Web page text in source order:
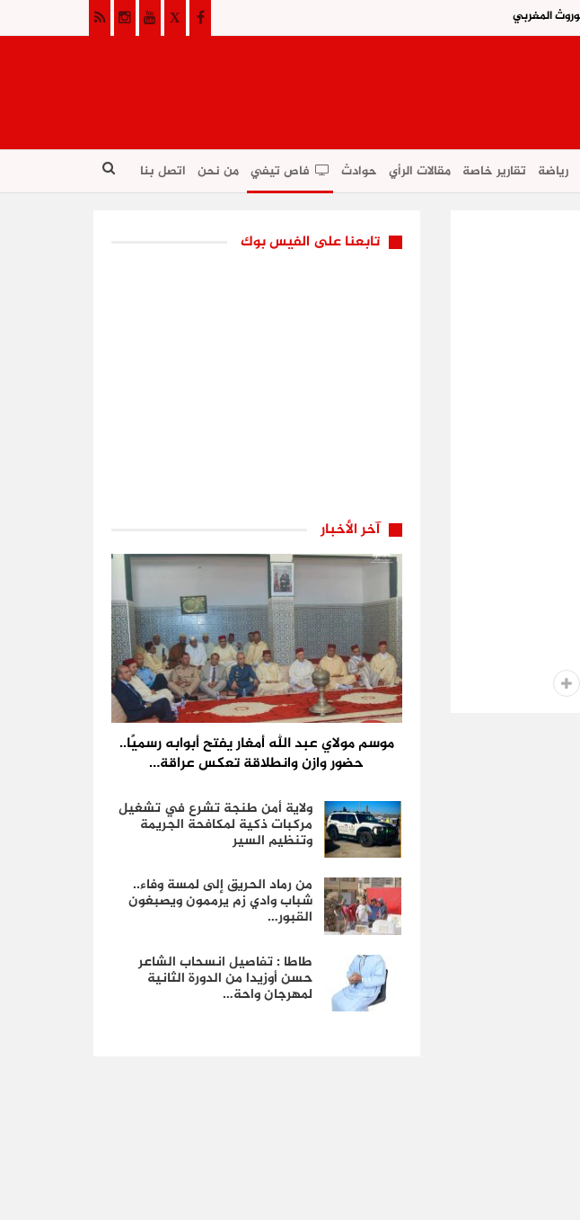
المغربي
رياضة تقارير خاصة مقالات الرأي حوادث فاص تيفي من نحن اتصل بنا
تابعنا على الفيس بوك
آخر الأخبار
موسم مولاي عبد الله أمغار يفتح أبوابه رسميًا..
حضور وازن وانطلاقة تعكس عراقة…
ولاية أمن طنجة تشرع في تشغيل
مركبات ذكية لمكافحة الجريمة
وتنظيم السير
من رماد الحريق إلى لمسة وفاء..
شباب وادي زم يرممون ويصبغون
القبور…
طاطا : تفاصيل انسحاب الشاعر
حسن أوزيدا من الدورة الثانية
لمهرجان واحة…